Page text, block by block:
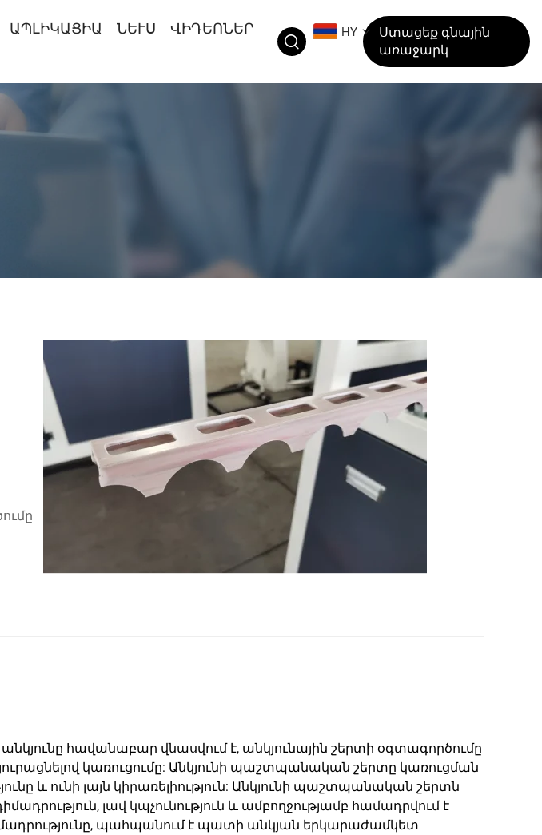
ԱՊԼԻԿԱՑԻԱ ՆԵՒՍ
ՎԻԴԵՈՆԵՐ
HY
Ստացեք գնային
առաջարկ
հավանաբար վնասվում է, անկյունային շերտի օգտագործումը
կառուցումը: Անկյունի պաշտպանական շերտը կառուցման
և ունի լայն կիրառելիություն: Անկյունի պաշտպանական շերտն
լավ կպչունություն և ամբողջությամբ համադրվում է
պահպանում է պատի անկյան երկարաժամկետ